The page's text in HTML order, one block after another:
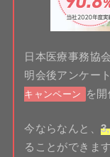
日本医療事務協
明会後アンケー
キャンペーン
を開
今ならなんと、
ることができます